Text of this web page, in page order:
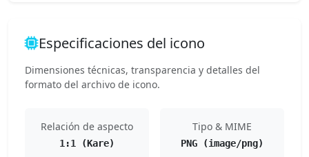
Especificaciones del icono
Dimensiones técnicas, transparencia y detalles del
formato del archivo de icono.
Relación de aspecto
1:1 (Kare)
Tipo & MIME
PNG (image/png)